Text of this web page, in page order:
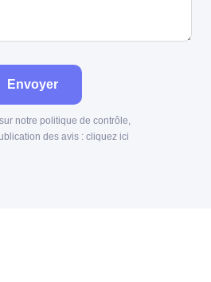
Envoyer
notre politique de contrôle,
des avis : cliquez ici